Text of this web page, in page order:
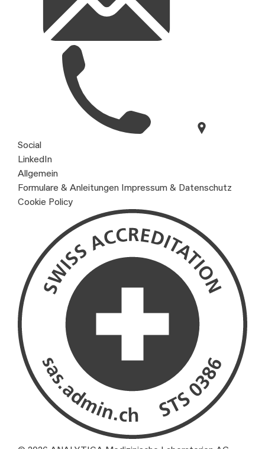
Social
LinkedIn
Allgemein
Formulare & Anleitungen Impressum & Datenschutz
Cookie Policy